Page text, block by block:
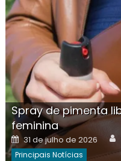
Spray de pimenta
feminina
Posted
on
31 de julho de 2026
Principais Notícias